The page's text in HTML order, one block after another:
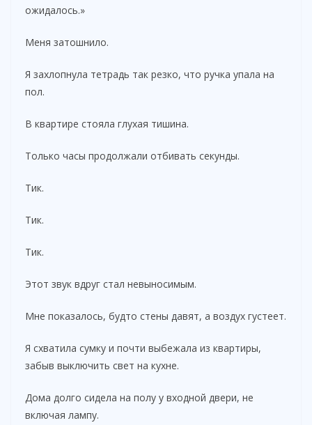
ожидалось.»
Меня затошнило.
Я захлопнула тетрадь так резко, что ручка упала на
пол.
В квартире стояла глухая тишина.
Только часы продолжали отбивать секунды.
Тик.
Тик.
Тик.
Этот звук вдруг стал невыносимым.
Мне показалось, будто стены давят, а воздух густеет.
Я схватила сумку и почти выбежала из квартиры,
забыв выключить свет на кухне.
Дома долго сидела на полу у входной двери, не
включая лампу.